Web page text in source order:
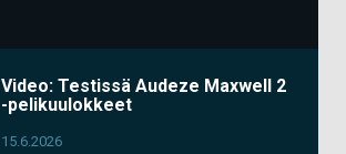
Video: Testissä Audeze Maxwell 2
-pelikuulokkeet
15.6.2026